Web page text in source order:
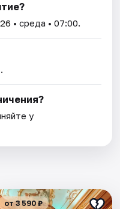
• среда • 07:00.
у
от 3 590 ₽